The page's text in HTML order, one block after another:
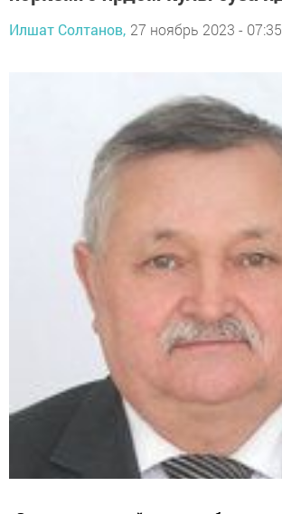
Илшат Солтанов, 27 ноябрь 2023 - 07:35